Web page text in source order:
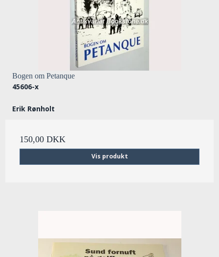
Bogen om Petanque
45606-x
Erik Rønholt
150,00 DKK
Vis produkt